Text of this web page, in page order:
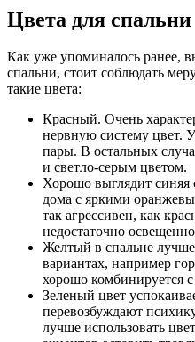
Цвета для спальни
Как уже упоминалось ранее,
спальни, стоит соблюдать
такие цвета:
Красный. Очень
нервную систему цвет.
пары. В остальных
и светло-серым цветом.
Хорошо выглядит синяя
дома с яркими
так агрессивен, как
недостаточно
Желтый в спальне
вариантах, например
хорошо комбинируется
Зеленый цвет
перевозбуждают
лучше использовать